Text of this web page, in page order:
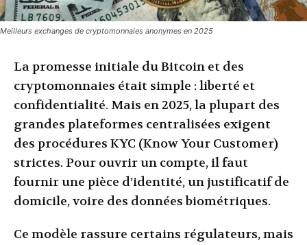
Meilleurs exchanges de cryptomonnaies anonymes en 2025
La promesse initiale du Bitcoin et des
cryptomonnaies était simple : liberté et
confidentialité. Mais en 2025, la plupart des
grandes plateformes centralisées exigent
des procédures KYC (Know Your Customer)
strictes. Pour ouvrir un compte, il faut
fournir une pièce d’identité, un justificatif de
domicile, voire des données biométriques.
Ce modèle rassure certains régulateurs, mais